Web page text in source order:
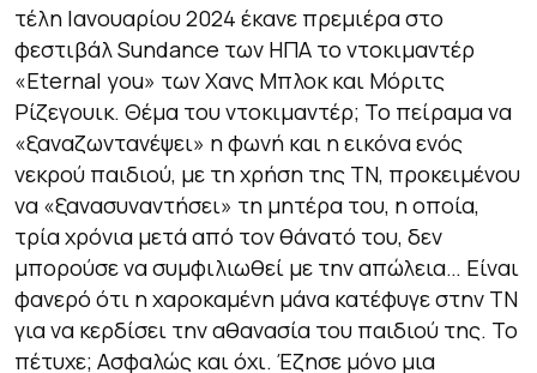
τέλη Ιανουαρίου 2024 έκανε πρεμιέρα στο
φεστιβάλ Sundance των ΗΠΑ το ντοκιμαντέρ
«Eternal you» των Χανς Μπλοκ και Μόριτς
Ρίζεγουικ. Θέμα του ντοκιμαντέρ; Το πείραμα να
«ξαναζωντανέψει» η φωνή και η εικόνα ενός
νεκρού παιδιού, με τη χρήση της ΤΝ, προκειμένου
να «ξανασυναντήσει» τη μητέρα του, η οποία,
τρία χρόνια μετά από τον θάνατό του, δεν
μπορούσε να συμφιλιωθεί με την απώλεια… Είναι
φανερό ότι η χαροκαμένη μάνα κατέφυγε στην ΤΝ
για να κερδίσει την αθανασία του παιδιού της. Το
πέτυχε; Ασφαλώς και όχι. Έζησε μόνο μια